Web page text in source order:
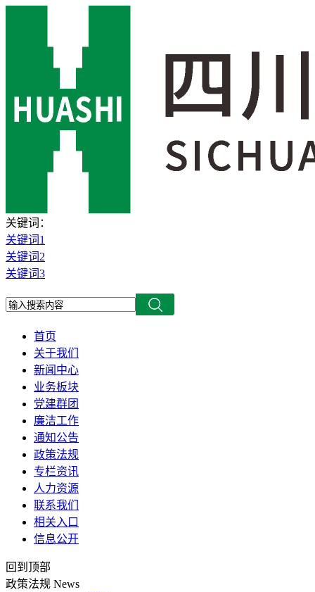
关键词：
关键词1
关键词2
关键词3
首页
关于我们
新闻中心
业务板块
党建群团
廉洁工作
通知公告
政策法规
专栏资讯
人力资源
联系我们
相关入口
信息公开
回到顶部
政策法规 News